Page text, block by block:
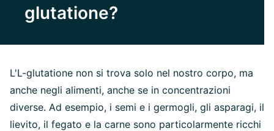
glutatione?
L'L-glutatione non si trova solo nel nostro corpo, ma
anche negli alimenti, anche se in concentrazioni
diverse. Ad esempio, i semi e i germogli, gli asparagi, il
lievito, il fegato e la carne sono particolarmente ricchi